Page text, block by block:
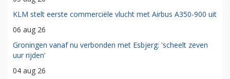
KLM stelt eerste commerciële vlucht met Airbus A350-900 uit
06 aug 26
Groningen vanaf nu verbonden met Esbjerg: 'scheelt zeven
uur rijden'
04 aug 26